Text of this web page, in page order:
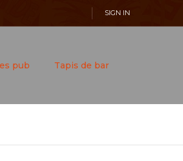
SIGN IN
pub Tapis de bar